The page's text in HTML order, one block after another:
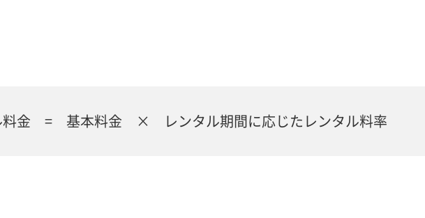
料金 = 基本料金 × レンタル期間に応じたレンタル料率